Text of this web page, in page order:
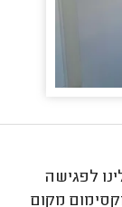
לפגישה
מקום